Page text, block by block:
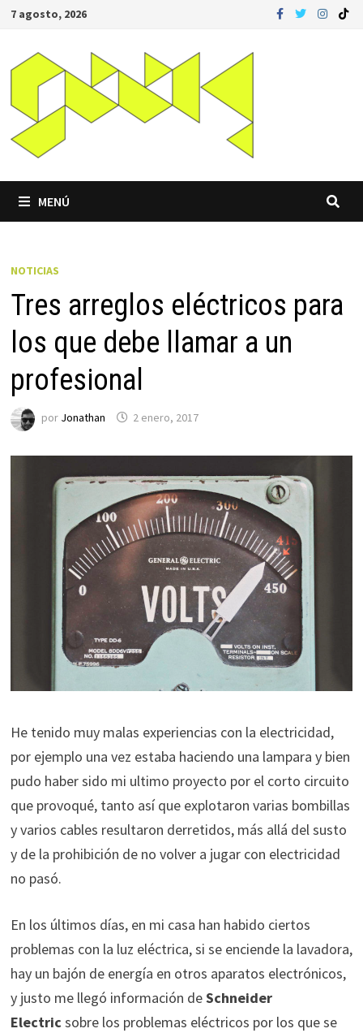
Saltar
contenido
7 agosto, 2026
MENÚ
NOTICIAS
Tres arreglos eléctricos para
los que debe llamar a un
profesional
por Jonathan 2 enero, 2017
He tenido muy malas experiencias con la electricidad,
por ejemplo una vez estaba haciendo una lampara y bien
pudo haber sido mi ultimo proyecto por el corto circuito
que provoqué, tanto así que explotaron varias bombillas
y varios cables resultaron derretidos, más allá del susto
y de la prohibición de no volver a jugar con electricidad
no pasó.
En los últimos días, en mi casa han habido ciertos
problemas con la luz eléctrica, si se enciende la lavadora,
hay un bajón de energía en otros aparatos electrónicos,
y justo me llegó información deSchneider
Electric sobre los problemas eléctricos por los que se